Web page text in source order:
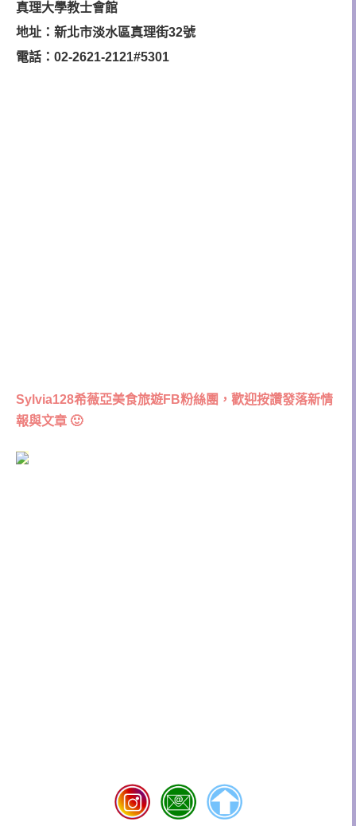
真理大學教士會館
地址：新北市淡水區真理街32號
電話：02-2621-2121#5301
Sylvia128希薇亞美食旅遊FB粉絲團，歡迎按讚發落新情
報與文章 🙂